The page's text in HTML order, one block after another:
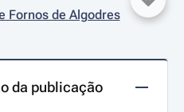
Fornos de Algodres
da publicação